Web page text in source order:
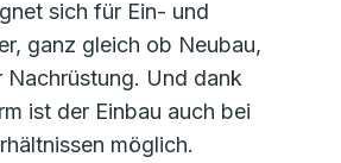
sich für Ein- und
ganz gleich ob Neubau,
Nachrüstung. Und dank
ist der Einbau auch bei
möglich.